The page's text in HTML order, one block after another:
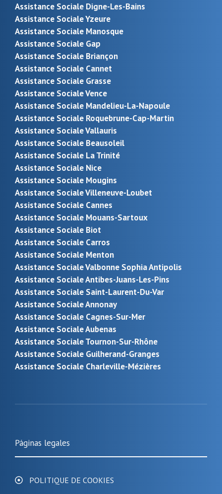
Assistance Sociale Digne-Les-Bains
Assistance Sociale Yzeure
Assistance Sociale Manosque
Assistance Sociale Gap
Assistance Sociale Briançon
Assistance Sociale Cannet
Assistance Sociale Grasse
Assistance Sociale Vence
Assistance Sociale Mandelieu-La-Napoule
Assistance Sociale Roquebrune-Cap-Martin
Assistance Sociale Vallauris
Assistance Sociale Beausoleil
Assistance Sociale La Trinité
Assistance Sociale Nice
Assistance Sociale Mougins
Assistance Sociale Villeneuve-Loubet
Assistance Sociale Cannes
Assistance Sociale Mouans-Sartoux
Assistance Sociale Biot
Assistance Sociale Carros
Assistance Sociale Menton
Assistance Sociale Valbonne Sophia Antipolis
Assistance Sociale Antibes-Juans-Les-Pins
Assistance Sociale Saint-Laurent-Du-Var
Assistance Sociale Annonay
Assistance Sociale Cagnes-Sur-Mer
Assistance Sociale Aubenas
Assistance Sociale Tournon-Sur-Rhône
Assistance Sociale Guilherand-Granges
Assistance Sociale Charleville-Mézières
Páginas legales
POLITIQUE DE COOKIES